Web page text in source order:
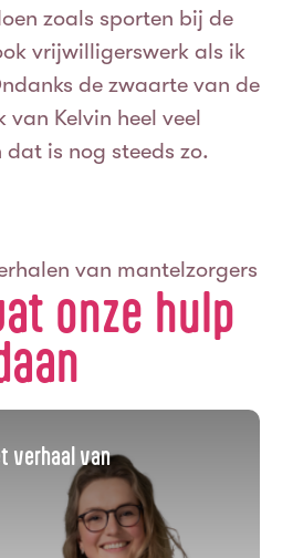
zoals sporten bij de
vrijwilligerswerk als ik
de zwaarte van de
Kelvin heel veel
is nog steeds zo.
van mantelzorgers
onze hulp
verhaal van